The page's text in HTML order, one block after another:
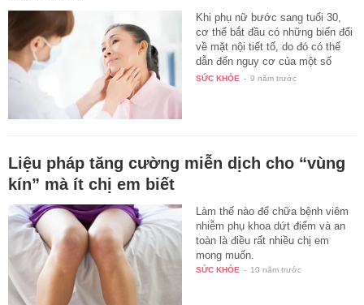
Khi phụ nữ bước sang tuổi 30,
cơ thể bắt đầu có những biến đổi
về mặt nội tiết tố, do đó có thể
dẫn đến nguy cơ của một số
căn…
SỨC KHỎE - 9 năm trước
Liệu pháp tăng cường miễn dịch cho “vùng
kín” mà ít chị em biết
Làm thế nào để chữa bệnh viêm
nhiễm phụ khoa dứt điểm và an
toàn là điều rất nhiều chị em
mong muốn.
SỨC KHỎE - 10 năm trước